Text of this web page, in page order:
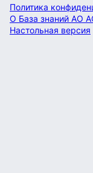
Политика
О База знаний АО
Настольная версия